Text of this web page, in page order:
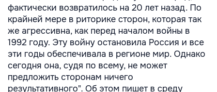
фактически возвратилось на 20 лет назад. По
крайней мере в риторике сторон, которая так
же агрессивна, как перед началом войны в
1992 году. Эту войну остановила Россия и все
эти годы обеспечивала в регионе мир. Однако
сегодня она, судя по всему, не может
предложить сторонам ничего
результативного". Об этом пишет в среду